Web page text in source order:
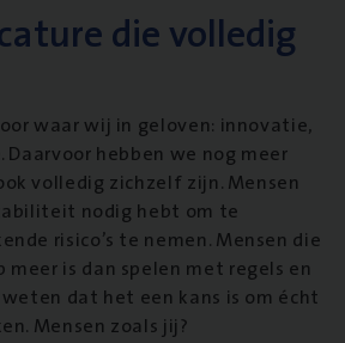
die volledig
waar wij in geloven: innovatie,
hebben we nog meer
volledig zichzelf zijn. Mensen
nodig hebt om te
risico’s te nemen. Mensen die
is dan spelen met regels en
dat het een kans is om écht
Mensen zoals jij?